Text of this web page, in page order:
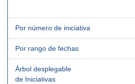
Por número de iniciativa
Por rango de fechas
Árbol desplegable
de Iniciativas